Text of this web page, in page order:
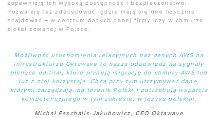
zapewniają ich wysoką dostępność i bezpieczeństwo.
Pozwalają też zdecydować, gdzie mają się one fizycznie
znajdować – w centrum danych danej firmy, czy w chmurze
zlokalizowanej w Polsce.
Możliwość uruchomienia relacyjnych baz danych AWS na
infrastrukturze Oktawave to nasza odpowiedź na sygnały
płynące od firm, które planują migrację do chmury AWS lub
już z niej korzystają. Chcą przy tym utrzymywać dane,
którymi zarządzają, na terenie Polski i potrzebują wsparcia
kompetencyjnego w tym zakresie, w języku polskim.
Michał Paschalis-Jakubowicz, CEO Oktawave